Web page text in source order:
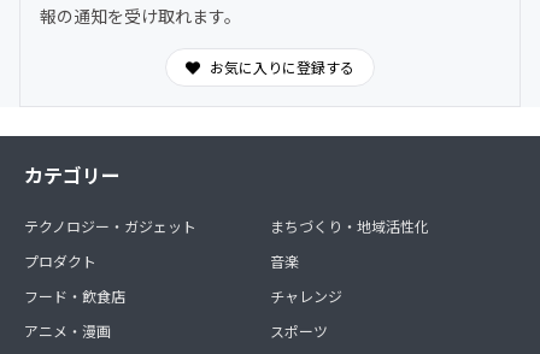
報の通知を受け取れます。
お気に入りに登録する
カテゴリー
テクノロジー・ガジェット
プロダクト
フード・飲食店
アニメ・漫画
まちづくり・地域活性化
音楽
チャレンジ
スポーツ